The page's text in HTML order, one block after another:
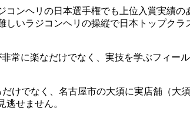
ンヘリの日本選手権でも上位入賞実績
いラジコンヘリの操縦で日本トップク
常に楽なだけでなく、実技を学ぶフィー
けでなく、名古屋市の大須に実店舗（大
せません。